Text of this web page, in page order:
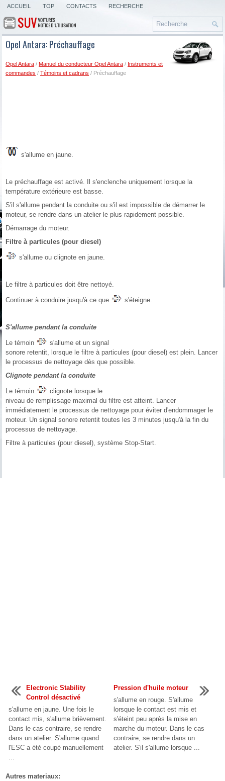
ACCUEIL TOP CONTACTS RECHERCHE
Opel Antara: Préchauffage
Opel Antara /Manuel du conducteur Opel Antara / Instruments et
commandes /Témoins et cadrans / Préchauffage
s'allume en jaune.
Le préchauffage est activé. Il s'enclenche uniquement lorsque la
température extérieure est basse.
S'il s'allume pendant la conduite ou s'il est impossible de démarrer le
moteur, se rendre dans un atelier le plus rapidement possible.
Démarrage du moteur.
Filtre à particules (pour diesel)
s'allume ou clignote en jaune.
Le filtre à particules doit être nettoyé.
Continuer à conduire jusqu'à ce que s'éteigne.
S'allume pendant la conduite
Le témoin
s'allume et un signal
sonore retentit, lorsque le filtre à particules (pour diesel) est plein. Lancer
le processus de nettoyage dès que possible.
Clignote pendant la conduite
Le témoin
clignote lorsque le
niveau de remplissage maximal du filtre est atteint. Lancer
immédiatement le processus de nettoyage pour éviter d'endommager le
moteur. Un signal sonore retentit toutes les 3 minutes jusqu'à la fin du
processus de nettoyage.
Filtre à particules (pour diesel), système Stop-Start.
Electronic Stability
Control désactivé
s'allume en jaune. Une fois le
contact mis, s'allume brièvement.
Dans le cas contraire, se rendre
dans un atelier. S'allume quand
l'ESC a été coupé manuellement
Pression d'huile moteur
s'allume en rouge. S'allume
lorsque le contact est mis et
s'éteint peu après la mise en
marche du moteur. Dans le cas
contraire, se rendre dans un
atelier. S'il s'allume lorsque ...
Autres materiaux: